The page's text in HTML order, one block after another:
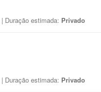
| Duração estimada: Privado
| Duração estimada: Privado